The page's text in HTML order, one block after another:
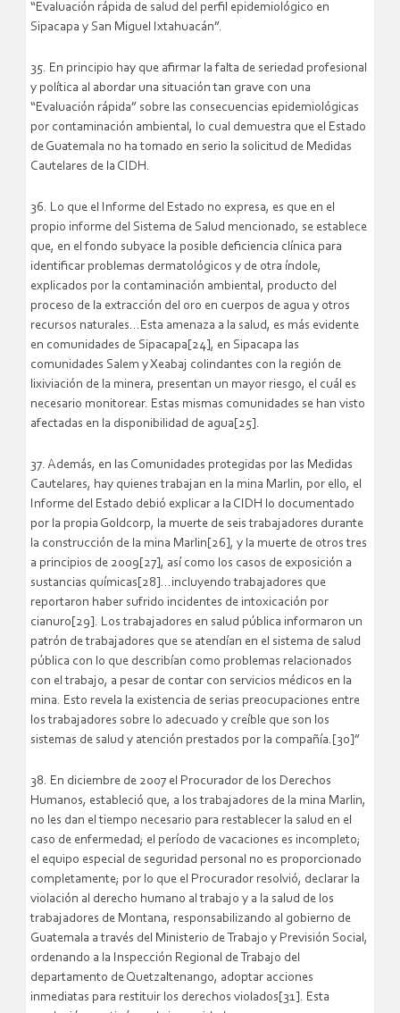
“Evaluación rápida de salud del perfil epidemiológico en
Sipacapa y San Miguel Ixtahuacán”.
35. En principio hay que afirmar la falta de seriedad profesional
y política al abordar una situación tan grave con una
“Evaluación rápida” sobre las consecuencias epidemiológicas
por contaminación ambiental, lo cual demuestra que el Estado
de Guatemala no ha tomado en serio la solicitud de Medidas
Cautelares de la CIDH.
36. Lo que el Informe del Estado no expresa, es que en el
propio informe del Sistema de Salud mencionado, se establece
que, en el fondo subyace la posible deficiencia clínica para
identificar problemas dermatológicos y de otra índole,
explicados por la contaminación ambiental, producto del
proceso de la extracción del oro en cuerpos de agua y otros
recursos naturales…Esta amenaza a la salud, es más evidente
en comunidades de Sipacapa[24], en Sipacapa las
comunidades Salem y Xeabaj colindantes con la región de
lixiviación de la minera, presentan un mayor riesgo, el cuál es
necesario monitorear. Estas mismas comunidades se han visto
afectadas en la disponibilidad de agua[25].
37. Además, en las Comunidades protegidas por las Medidas
Cautelares, hay quienes trabajan en la mina Marlin, por ello, el
Informe del Estado debió explicar a la CIDH lo documentado
por la propia Goldcorp, la muerte de seis trabajadores durante
la construcción de la mina Marlin[26], y la muerte de otros tres
a principios de 2009[27], así como los casos de exposición a
sustancias químicas[28]…incluyendo trabajadores que
reportaron haber sufrido incidentes de intoxicación por
cianuro[29]. Los trabajadores en salud pública informaron un
patrón de trabajadores que se atendían en el sistema de salud
pública con lo que describían como problemas relacionados
con el trabajo, a pesar de contar con servicios médicos en la
mina. Esto revela la existencia de serias preocupaciones entre
los trabajadores sobre lo adecuado y creíble que son los
sistemas de salud y atención prestados por la compañía.[30]”
38. En diciembre de 2007 el Procurador de los Derechos
Humanos, estableció que, a los trabajadores de la mina Marlin,
no les dan el tiempo necesario para restablecer la salud en el
caso de enfermedad; el período de vacaciones es incompleto;
el equipo especial de seguridad personal no es proporcionado
completamente; por lo que el Procurador resolvió, declarar la
violación al derecho humano al trabajo y a la salud de los
trabajadores de Montana, responsabilizando al gobierno de
Guatemala a través del Ministerio de Trabajo y Previsión Social,
ordenando a la Inspección Regional de Trabajo del
departamento de Quetzaltenango, adoptar acciones
inmediatas para restituir los derechos violados[31]. Esta